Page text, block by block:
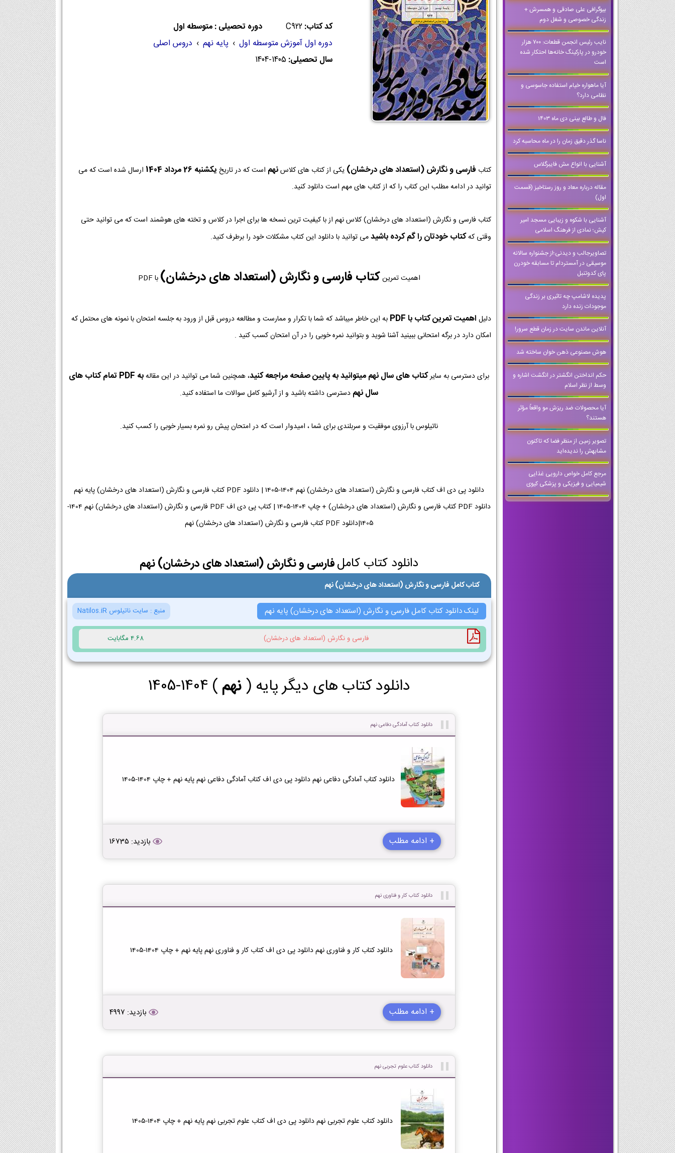
بیوگرافی علی صادقی و همسرش +
زندگی خصوصی و شغل دوم
نایب رئیس انجمن قطعات: ۷۰۰ هزار
خودرو در پارکینگ خانه‌ها احتکار شده
است
آیا ماهواره خیام استفاده جاسوسی و
نظامی دارد؟
فال و طالع بینی دی ماه 1403
ناسا گذر دقیق زمان را در ماه محاسبه کرد
آشنایی با انواع مش فایبرگلاس
مقاله درباره معاد و روز رستاخیز (قسمت
اول)
آشنایی با شکوه و زیبایی مسجد امیر
کیش؛ نمادی از فرهنگ اسلامی
تصاویرجالب و دیدنی؛از جشنواره سالانه
موسیقی در آمستردام تا مسابقه خودرن
پای کدوتنبل
پدیده لاشامپ چه تاثیری بر زندگی
موجودات زنده دارد
آنلاین ماندن سایت در زمان قطع سرور!
هوش مصنوعی ذهن‌ خوان ساخته شد
حکم انداختن انگشتر در انگشت اشاره و
وسط از نظر اسلام
آیا محصولات ضد ریزش مو واقعاً مؤثر
هستند؟
تصویر زمین از منظر فضا که تاکنون
مشابهش را ندیده‌اید
مرجع کامل خواص دارویی غذایی
شیمیایی و فیزیکی و پزشکی کیوی
کد کتاب:C922
دوره تحصیلی : متوسطه اول
دوره اول آموزش متوسطه اول › پایه نهم › دروس اصلی
سال تحصیلی: 1404-1405
کتاب فارسی و نگارش (استعداد های درخشان) یکی از کتاب های کلاسنهم است که در تاریخ يكشنبه 26 مرداد 1404
ارسال شده است که می
توانید در ادامه مطلب این کتاب را که از کتاب های مهم است دانلود کنید.
کتاب فارسی و نگارش (استعداد های درخشان) کلاس نهم از با کیفیت ترین نسخه ها برای اجرا در کلاس و تخته های هوشمند است که می توانید حتی
وقتی کهکتاب خودتان را گم کرده باشیدمی توانید با دانلود این کتاب مشکلات خود را برطرف کنید.
اهمیت تمرینکتاب فارسی و نگارش (استعداد های درخشان) با PDF
دلیل اهمیت تمرین کتاب با PDF
به این خاطر میباشد که شما با تکرار و ممارست و مطالعه دروس قبل از ورود به جلسه امتحان با نمونه های محتمل که
امکان دارد در برگه امتحانی ببینید آشنا شوید و بتوانید نمره خوبی را در آن امتحان کسب کنید .
برای دسترسی به سایرکتاب های سال نهم میتوانید به پایین صفحه مراجعه کنید، همچنین شما می توانید در این مقاله
به PDF تمام کتاب های
سال نهم دسترسی داشته باشید و از آرشیو کامل سوالات ما استفاده کنید.
ناتیلوس با آرزوی موفقیت و سربلندی برای شما ، امیدوار است که در امتحان پیش رو نمره بسیار خوبی را کسب کنید.
دانلود پی دی اف کتاب فارسی و نگارش (استعداد های درخشان) نهم 1404-1405 | دانلود PDF کتاب فارسی و نگارش (استعداد های درخشان) پایه نهم
دانلود PDF کتاب فارسی و نگارش (استعداد های درخشان) + چاپ 1404-1405 | کتاب پی دی اف PDF فارسی و نگارش (استعداد های درخشان) نهم 1404-
1405|دانلود PDF کتاب فارسی و نگارش (استعداد های درخشان) نهم
دانلود کتاب کاملفارسی و نگارش (استعداد های درخشان) نهم
کتاب کامل فارسی و نگارش (استعداد های درخشان) نهم
لینک دانلود کتاب کامل فارسی و نگارش (استعداد های درخشان) پایه نهم منبع : سایت ناتیلوس Natilos.iR
فارسی و نگارش (استعداد های درخشان) 4.68 مگابایت
دانلود کتاب های دیگر پایه (نهم ) 1404-1405
دانلود کتاب آمادگی دفاعی نهم
دانلود کتاب آمادگی دفاعی نهم دانلود پی دی اف کتاب آمادگی دفاعی نهم پایه نهم + چاپ 1404-1405
+ ادامه مطلب بازدید: 16735
دانلود کتاب کار و فناوری نهم
دانلود کتاب کار و فناوری نهم دانلود پی دی اف کتاب کار و فناوری نهم پایه نهم + چاپ 1404-1405
+ ادامه مطلب بازدید: 4997
دانلود کتاب علوم تجربی نهم
دانلود کتاب علوم تجربی نهم دانلود پی دی اف کتاب علوم تجربی نهم پایه نهم + چاپ 1404-1405